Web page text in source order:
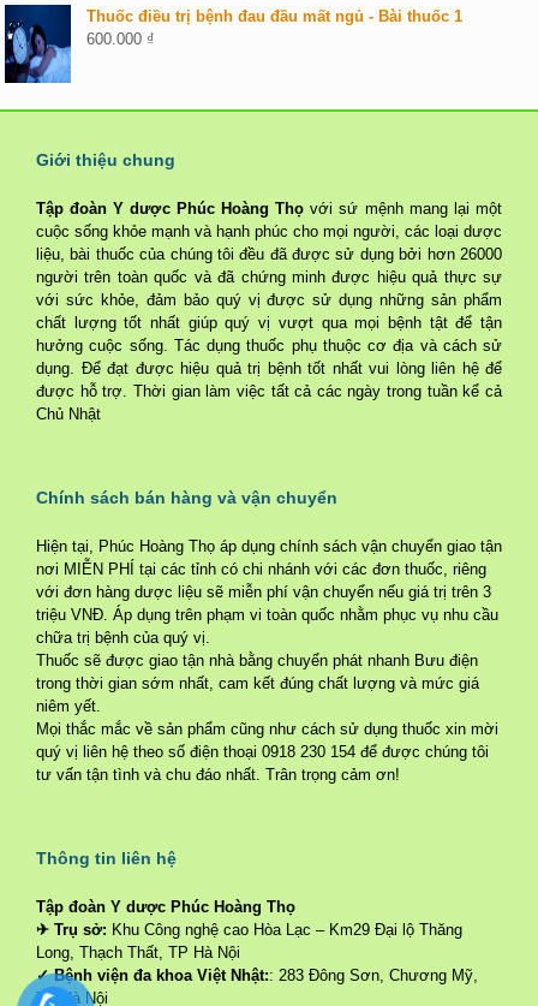
Thuốc điều trị bệnh đau đầu mất ngủ - Bài thuốc 1
600.000 ₫
Giới thiệu chung
Tập đoàn Y dược Phúc Hoàng Thọ với sứ mệnh mang lại một
cuộc sống khỏe mạnh và hạnh phúc cho mọi người, các loại dược
liệu, bài thuốc của chúng tôi đều đã được sử dụng bởi hơn 26000
người trên toàn quốc và đã chứng minh được hiệu quả thực sự
với sức khỏe, đảm bảo quý vị được sử dụng những sản phẩm
chất lượng tốt nhất giúp quý vị vượt qua mọi bệnh tật để tận
hưởng cuộc sống. Tác dụng thuốc phụ thuộc cơ địa và cách sử
dụng. Để đạt được hiệu quả trị bệnh tốt nhất vui lòng liên hệ để
được hỗ trợ. Thời gian làm việc tất cả các ngày trong tuần kể cả
Chủ Nhật
Chính sách bán hàng và vận chuyển
Hiện tại, Phúc Hoàng Thọ áp dụng chính sách vận chuyển giao tận
nơi MIỄN PHÍ tại các tỉnh có chi nhánh với các đơn thuốc, riêng
với đơn hàng dược liệu sẽ miễn phí vận chuyển nếu giá trị trên 3
triệu VNĐ. Áp dụng trên phạm vi toàn quốc nhằm phục vụ nhu cầu
chữa trị bệnh của quý vị.
Thuốc sẽ được giao tận nhà bằng chuyển phát nhanh Bưu điện
trong thời gian sớm nhất, cam kết đúng chất lượng và mức giá
niêm yết.
Mọi thắc mắc về sản phẩm cũng như cách sử dụng thuốc xin mời
quý vị liên hệ theo số điện thoại 0918 230 154 để được chúng tôi
tư vấn tận tình và chu đáo nhất. Trân trọng cảm ơn!
Thông tin liên hệ
Tập đoàn Y dược Phúc Hoàng Thọ
✈ Trụ sở: Khu Công nghệ cao Hòa Lạc – Km29 Đại lộ Thăng
Long, Thạch Thất, TP Hà Nội
✓ Bệnh viện đa khoa Việt Nhật:: 283 Đông Sơn, Chương Mỹ,
TP Hà Nội